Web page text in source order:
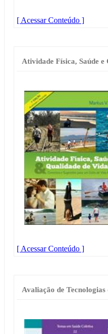
[ Acessar Conteúdo ]
Atividade Física, Saúde e
[ Acessar Conteúdo ]
Avaliação de